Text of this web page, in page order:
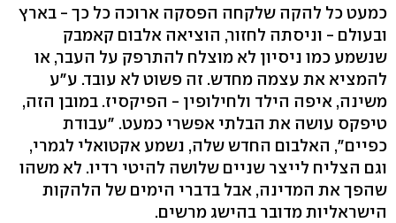
כמעט כל להקה שלקחה הפסקה ארוכה כל כך - בארץ
ובעולם - וניסתה לחזור, הוציאה אלבום קאמבק
שנשמע כמו ניסיון לא מוצלח להתרפק על העבר, או
להמציא את עצמה מחדש. זה פשוט לא עובד. ע"ע
משינה, איפה הילד ולחילופין - הפיקסיז. במובן הזה,
טיפקס עושה את הבלתי אפשרי כמעט. "עבודת
כפיים", האלבום החדש שלה, נשמע אקטואלי לגמרי,
וגם הצליח לייצר שניים שלושה להיטי רדיו. לא משהו
שהפך את המדינה, אבל בדברי הימים של הלהקות
הישראליות מדובר בהישג מרשים.